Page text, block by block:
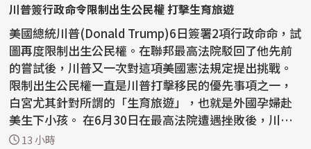
川普簽行政命令限制出生公民權 打擊生育旅遊
美國總統川普(Donald Trump)6日簽署2項行政命命，試
圖再度限制出生公民權。在聯邦最高法院駁回了他先前
的嘗試後，川普又一次對這項美國憲法規定提出挑戰。
限制出生公民權一直是川普打擊移民的優先事項之一，
白宮尤其針對所謂的「生育旅遊」，也就是外國孕婦赴
美生下小孩。 在6月30日在最高法院遭遇挫敗後，川普
已...13 小時